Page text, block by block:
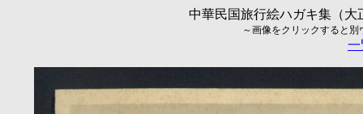
中華民国旅行絵ハガキ集（
～画像をクリックすると
一